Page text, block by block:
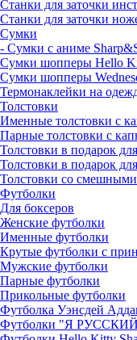
Станки для заточки
Станки для заточки
Сумки
- Сумки с аниме
Сумки шопперы Hello
Сумки шопперы
Термонаклейки на
Толстовки
Именные толстовки с
Парные толстовки с
Толстовки в подарок
Толстовки в подарок
Толстовки со
Футболки
Для боксеров
Женские футболки
Именные футболки
Крутые футболки с
Мужские футболки
Парные футболки
Прикольные футболки
Футболка Уэнсдей
Футболки "Я